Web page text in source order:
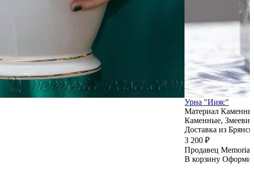
Урна "Иияс"
Материал
Каменные, Змеевик
Доставка из
3 200 ₽
Продавец Memoria
В корзину